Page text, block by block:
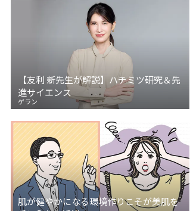
【友利 新先生が解説】ハチミツ研究＆先
進サイエンス
ゲラン
肌が健やかになる環境作りこそが美肌を